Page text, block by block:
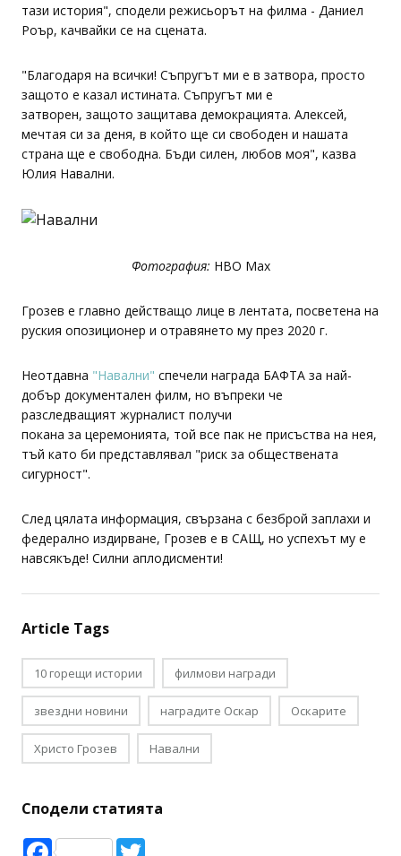
тази история", сподели режисьорът на филма - Даниел
Роър, качвайки се на сцената.
"Благодаря на всички! Съпругът ми е в затвора, просто
защото е казал истината. Съпругът ми е
затворен, защото защитава демокрацията. Алексей,
мечтая си за деня, в който ще си свободен и нашата
страна ще е свободна. Бъди силен, любов моя", казва
Юлия Навални.
Фотография: HBO Max
Грозев е главно действащо лице в лентата, посветена на
руския опозиционер и отравянето му през 2020 г.
Неотдавна "Навални" спечели награда БАФТА за най-
добър документален филм, но въпреки че
разследващият журналист получи
покана за церемонията, той все пак не присъства на нея,
тъй като би представлявал "риск за обществената
сигурност".
След цялата информация, свързана с безброй заплахи и
федерално издирване, Грозев е в САЩ, но успехът му е
навсякъде! Силни аплодисменти!
Article Tags
10 горещи истории филмови награди
звездни новини наградите Оскар Оскарите
Христо Грозев Навални
Сподели статията
Facebook